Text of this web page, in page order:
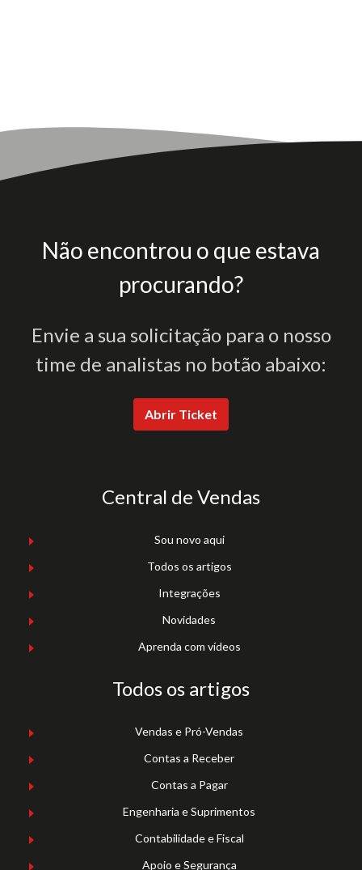
Não encontrou o que estava
procurando?
Envie a sua solicitação para o nosso
time de analistas no botão abaixo:
Abrir Ticket
Central de Vendas
Sou novo aqui
Todos os artigos
Integrações
Novidades
Aprenda com vídeos
Todos os artigos
Vendas e Pró-Vendas
Contas a Receber
Contas a Pagar
Engenharia e Suprimentos
Contabilidade e Fiscal
Apoio e Segurança